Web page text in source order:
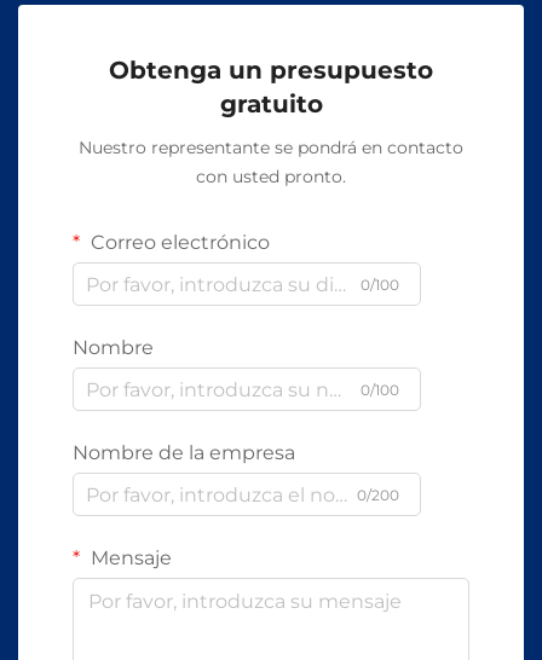
Obtenga un presupuesto
gratuito
Nuestro representante se pondrá en contacto
con usted pronto.
Correo electrónico
0/100
Nombre
0/100
Nombre de la empresa
0/200
Mensaje